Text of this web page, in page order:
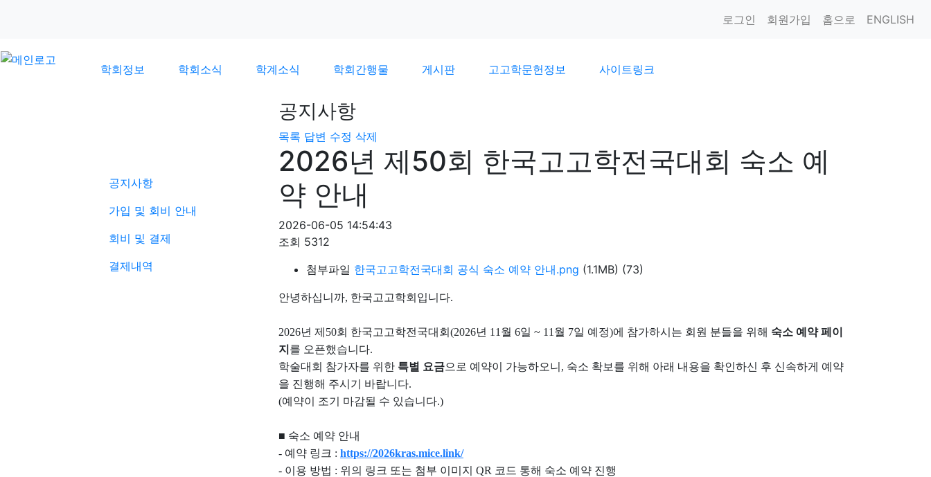
로그인 회원가입 홈으로 ENGLISH
학회정보 학회소식 학계소식 학회간행물 게시판 고고학문헌정보 사이트링크
공지사항
가입 및 회비 안내
회비 및 결제
결제내역
공지사항
목록 답변 수정 삭제
2026년 제50회 한국고고학전국대회 숙소 예
약 안내
2026-06-05 14:54:43
조회 5312
첨부파일 한국고고학전국대회 공식 숙소 예약 안내.png (1.1MB) (73)
안녕하십니까, 한국고고학회입니다.
2026년 제50회 한국고고학전국대회(2026년 11월 6일 ~ 11월 7일 예정)에 참가하시는 회원 분들을 위해 숙소 예약 페이
지 를 오픈했습니다.
학술대회 참가자를 위한 특별 요금으로 예약이 가능하오니, 숙소 확보를 위해 아래 내용을 확인하신 후 신속하게 예약
을 진행해 주시기 바랍니다.
(예약이 조기 마감될 수 있습니다.)
■ 숙소 예약 안내
- 예약 링크 : https://2026kras.mice.link/
- 이용 방법 : 위의 링크 또는 첨부 이미지 QR 코드 통해 숙소 예약 진행